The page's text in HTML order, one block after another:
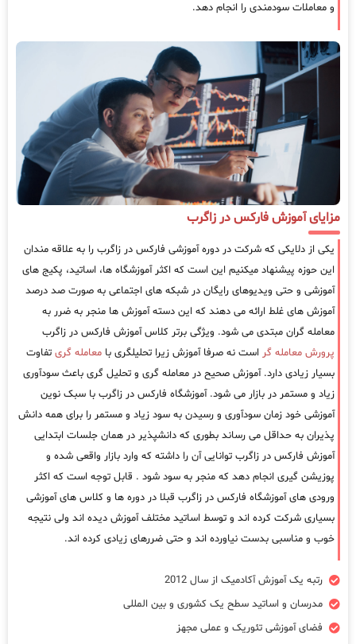
و معاملات سودمندی را انجام دهد.
مزایای آموزش فارکس در زاگرب
یکی از دلایکی که شرکت در دوره آموزشی فارکس در زاگرب را به علاقه مندان
این حوزه پیشنهاد میکنیم این است که اکثر آموزشگاه ها، اساتید، پکیج های
آموزشی و حتی ویدیوهای رایگان در شبکه های اجتماعی به صورت صد درصد
آموزش های غلط ارائه می دهند که این دسته آموزش ها منجر به ضرر به
معامله گران مبتدی می شود. ویژگی برتر کلاس آموزش فارکس در زاگرب
پرورش معامله گر است نه صرفا آموزش زیرا تحلیلگری با معامله گری تفاوت
بسیار زیادی دارد. آموزش صحیح در معامله گری و تحلیل گری باعث سودآوری
زیاد و مستمر در بازار می شود. آموزشگاه فارکس در زاگرب با سبک نوین
آموزشی خود زمان سودآوری و رسیدن به سود زیاد و مستمر را برای همه دانش
پذیران به حداقل می رساند بطوری که دانشپذیر در همان جلسات ابتدایی
آموزش فارکس در زاگرب توانایی آن را داشته که وارد بازار واقعی شده و
پوزیشن گیری انجام دهد که منجر به سود شود . قابل توجه است که اکثر
ورودی های آموزشگاه فارکس در زاگرب قبلا در دوره ها و کلاس های آموزشی
بسیاری شرکت کرده اند و توسط اساتید مختلف آموزش دیده اند ولی نتیجه
خوب و مناسبی بدست نیاورده اند و حتی ضررهای زیادی کرده اند.
رتبه یک آموزش آکادمیک از سال 2012
مدرسان و اساتید سطح یک کشوری و بین المللی
فضای آموزشی تئوریک و عملی مجهز